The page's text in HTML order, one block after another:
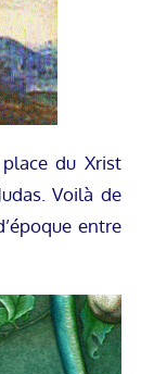
du Xrist
Voilà de
entre